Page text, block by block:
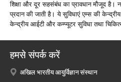
शिक्षा और दूर सहसंबंध का प्रावधान मौजूद
प्रदान की जाती है। ये सुविधाएं एम्‍स की
केन्‍द्रीय आईटी और कम्‍प्‍यूटर सुविधा तथा
हमसे संपर्क करें
अखिल भारतीय आयुर्विज्ञान संस्थान